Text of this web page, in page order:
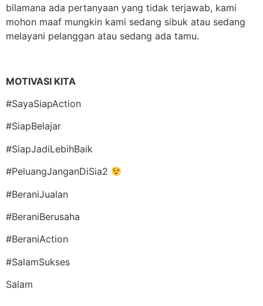
bilamana ada pertanyaan yang tidak terjawab, kami
mohon maaf mungkin kami sedang sibuk atau sedang
melayani pelanggan atau sedang ada tamu.
MOTIVASI KITA
#SayaSiapAction
#SiapBelajar
#SiapJadiLebihBaik
#PeluangJanganDiSia2
#BeraniJualan
#BeraniBerusaha
#BeraniAction
#SalamSukses
Salam